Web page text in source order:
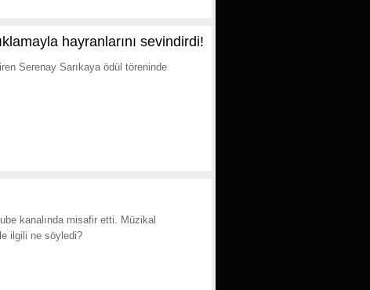
hayranlarını sevindirdi!
Serenay Sarıkaya ödül töreninde
kanalında misafir etti. Müzikal
ilgili ne söyledi?